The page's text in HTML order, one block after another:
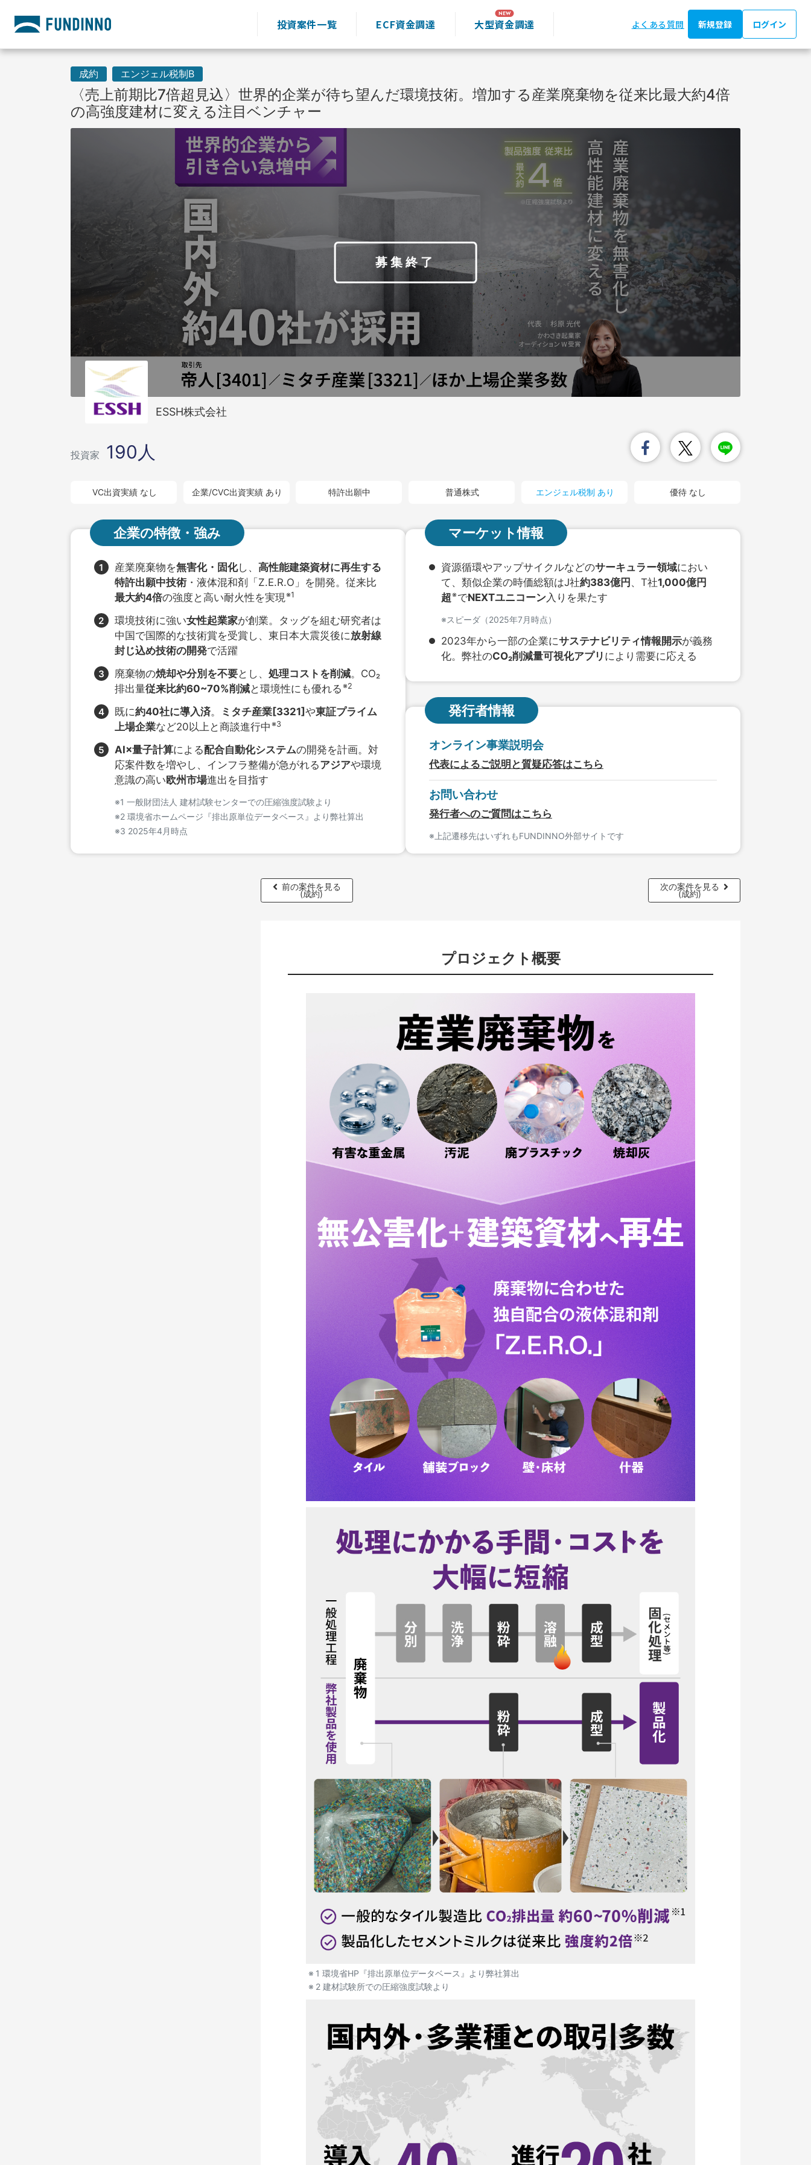
投資案件一覧 ECF資金調達 大型資金調達 よくある質問 新規登録 ログイン
成約 エンジェル税制B
〈売上前期比7倍超見込〉世界的企業が待ち望んだ環境技術。増加する産業廃棄物を従来比最大約4倍
の高強度建材に変える注目ベンチャー
募集終了
ESSH株式会社
投資家 190人
VC出資実績 なし 企業/CVC出資実績 あり 特許出願中 普通株式 エンジェル税制 あり 優待 なし
企業の特徴・強み
産業廃棄物を無害化・固化し、 高性能建築資材に再生する
特許出願中技術・液体混和剤「Z.E.R.O」を開発。従来比
最大約4倍の強度と高い耐火性を実現※1
環境技術に強い女性起業家が創業。タッグを組む研究者は
中国で国際的な技術賞を受賞し、東日本大震災後に放射線
封じ込め技術の開発で活躍
廃棄物の焼却や分別を不要とし、 処理コストを削減。CO₂
排出量従来比約60~70%削減と環境性にも優れる ※2
既に約40社に導入済。 ミタチ産業[3321] や東証プライム
上場企業など20以上と商談進行中 ※3
AI×量子計算による配合自動化システムの開発を計画。対
応案件数を増やし、インフラ整備が急がれるアジアや環境
意識の高い 欧州市場進出を目指す
※1 一般財団法人 建材試験センターでの圧縮強度試験より
※2 環境省ホームページ『排出原単位データベース』より弊社算出
※3 2025年4月時点
マーケット情報
資源循環やアップサイクルなどのサーキュラー領域におい
て、類似企業の時価総額はJ社約383億円 、T社1,000億円
超※でNEXTユニコーン入りを果たす
※スピーダ（2025年7月時点）
2023年から一部の企業にサステナビリティ情報開示が義務
化。弊社のCO₂削減量可視化アプリ により需要に応える
発行者情報
オンライン事業説明会
代表によるご説明と質疑応答はこちら
お問い合わせ
発行者へのご質問はこちら
※上記遷移先はいずれもFUNDINNO外部サイトです
前の案件を見る
(成約)
次の案件を見る
(成約)
プロジェクト概要
1 環境省HP『排出原単位データベース』より弊社算出
2 建材試験所での圧縮強度試験より